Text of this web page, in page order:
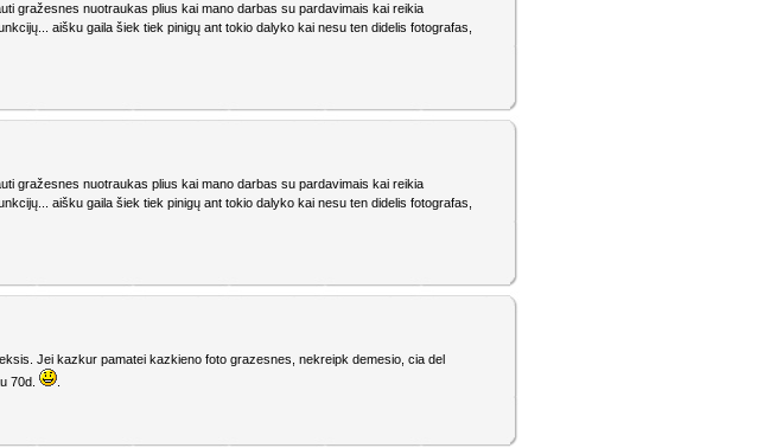
gražesnes nuotraukas plius kai mano darbas su pardavimais kai reikia
aišku gaila šiek tiek pinigų ant tokio dalyko kai nesu ten didelis fotografas,
gražesnes nuotraukas plius kai mano darbas su pardavimais kai reikia
aišku gaila šiek tiek pinigų ant tokio dalyko kai nesu ten didelis fotografas,
Jei kazkur pamatei kazkieno foto grazesnes, nekreipk demesio, cia del
70d.
.